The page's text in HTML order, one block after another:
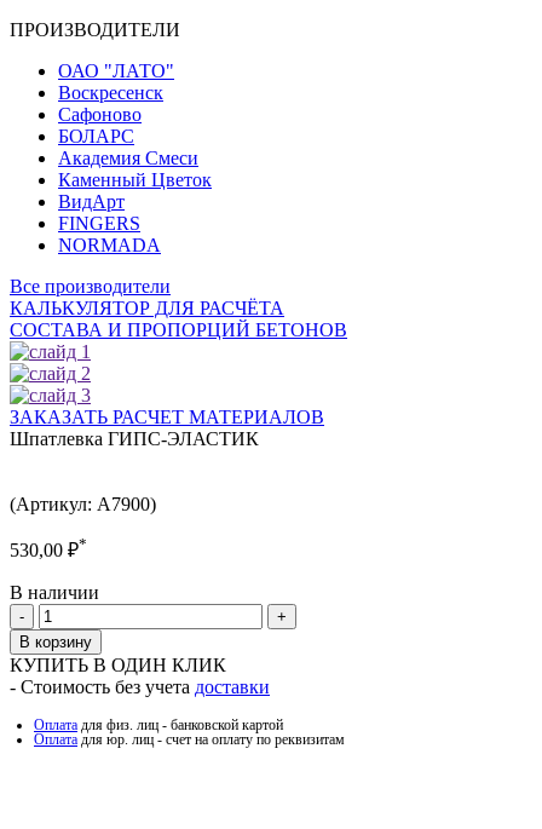
ПРОИЗВОДИТЕЛИ
ОАО "ЛАТО"
Воскресенск
Сафоново
БОЛАРС
Академия Смеси
Каменный Цветок
ВидАрт
FINGERS
NORMADA
Все производители
КАЛЬКУЛЯТОР ДЛЯ РАСЧЁТА
СОСТАВА И ПРОПОРЦИЙ БЕТОНОВ
ЗАКАЗАТЬ РАСЧЕТ МАТЕРИАЛОВ
Шпатлевка ГИПС-ЭЛАСТИК
(Артикул: A7900)
530,00 ₽*
В наличии
Количество
В корзину
КУПИТЬ В ОДИН КЛИК
- Стоимость без учета доставки
Оплата для физ. лиц - банковской картой
Оплата для юр. лиц - счет на оплату по реквизитам